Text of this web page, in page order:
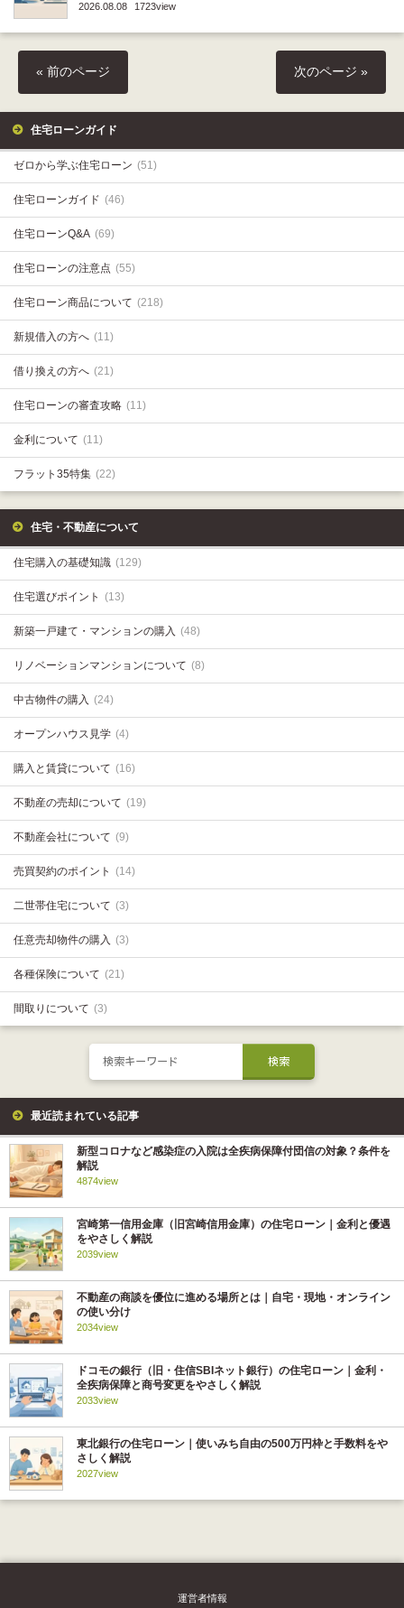
2026.08.08 1723view
« 前のページ 次のページ »
住宅ローンガイド
ゼロから学ぶ住宅ローン (51)
住宅ローンガイド (46)
住宅ローンQ&A (69)
住宅ローンの注意点 (55)
住宅ローン商品について (218)
新規借入の方へ (11)
借り換えの方へ (21)
住宅ローンの審査攻略 (11)
金利について (11)
フラット35特集 (22)
住宅・不動産について
住宅購入の基礎知識 (129)
住宅選びポイント (13)
新築一戸建て・マンションの購入 (48)
リノベーションマンションについて (8)
中古物件の購入 (24)
オープンハウス見学 (4)
購入と賃貸について (16)
不動産の売却について (19)
不動産会社について (9)
売買契約のポイント (14)
二世帯住宅について (3)
任意売却物件の購入 (3)
各種保険について (21)
間取りについて (3)
最近読まれている記事
新型コロナなど感染症の入院は全疾病保障付団信の対象？条件を
解説
4874view
宮崎第一信用金庫（旧宮崎信用金庫）の住宅ローン｜金利と優遇
をやさしく解説
2039view
不動産の商談を優位に進める場所とは｜自宅・現地・オンライン
の使い分け
2034view
ドコモの銀行（旧・住信SBIネット銀行）の住宅ローン｜金利・
全疾病保障と商号変更をやさしく解説
2033view
東北銀行の住宅ローン｜使いみち自由の500万円枠と手数料をや
さしく解説
2027view
運営者情報